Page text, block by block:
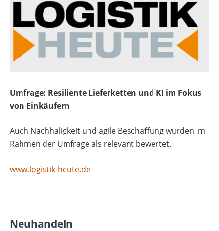
Umfrage: Resiliente Lieferketten und KI im Fokus
von Einkäufern
Auch Nachhaligkeit und agile Beschaffung wurden im
Rahmen der Umfrage als relevant bewertet.
www.logistik-heute.de
Neuhandeln